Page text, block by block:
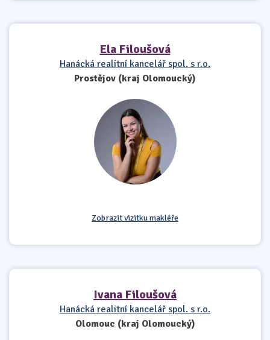
Ela Filoušová
Hanácká realitní kancelář spol. s r.o.
Prostějov (kraj Olomoucký)
Zobrazit vizitku makléře
Ivana Filoušová
Hanácká realitní kancelář spol. s r.o.
Olomouc (kraj Olomoucký)